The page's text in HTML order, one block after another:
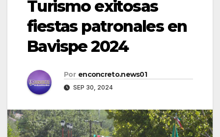
Turismo exitosas
fiestas patronales en
Bavispe 2024
Por enconcreto.news01
SEP 30, 2024